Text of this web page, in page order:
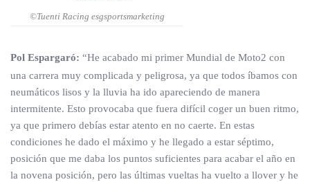
©Tuenti Racing esgsportsmarketing
Pol Espargaró: “He acabado mi primer Mundial de Moto2 con
una carrera muy complicada y peligrosa, ya que todos íbamos con
neumáticos lisos y la lluvia ha ido apareciendo de manera
intermitente. Esto provocaba que fuera difícil coger un buen ritmo,
ya que primero debías estar atento en no caerte. En estas
condiciones he dado el máximo y he llegado a estar séptimo,
posición que me daba los puntos suficientes para acabar el año en
la novena posición, pero las últimas vueltas ha vuelto a llover y he